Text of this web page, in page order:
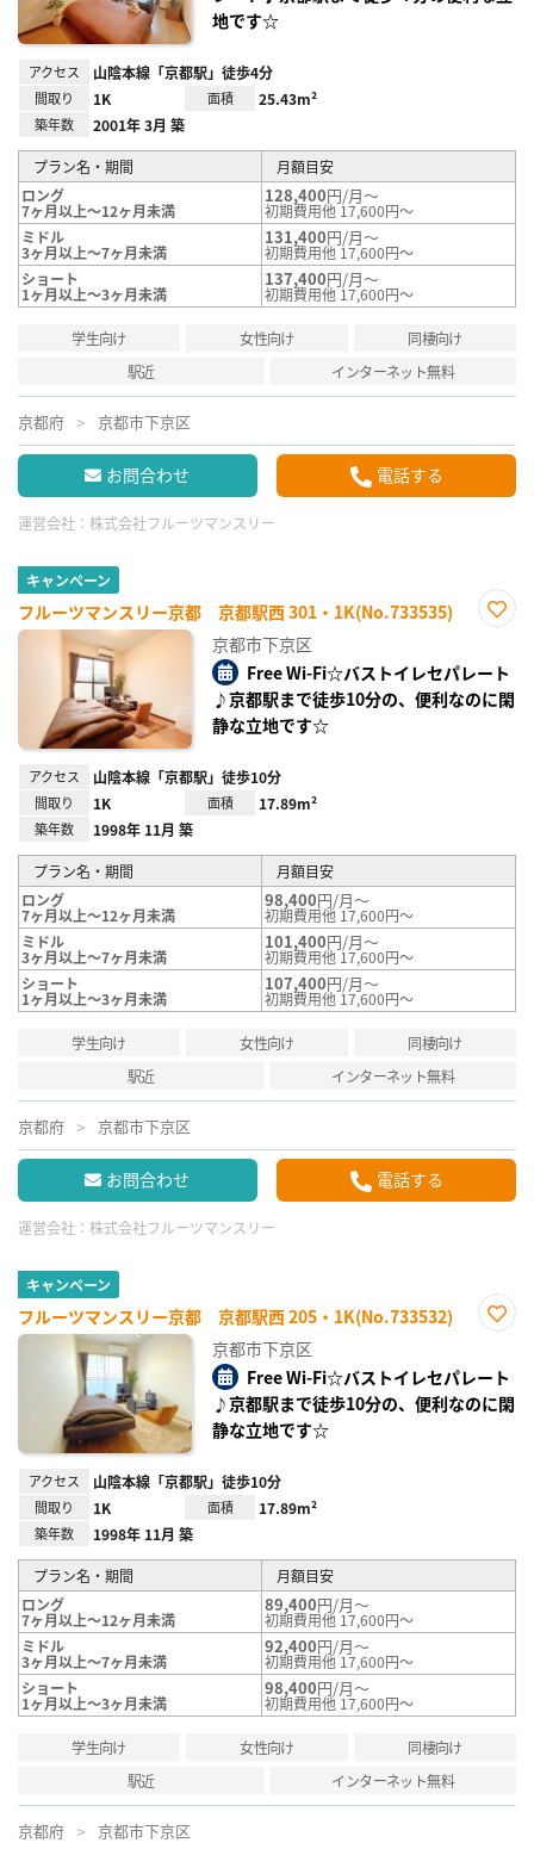
地です☆
アクセス 山陰本線「京都駅」徒歩4分
間取り 1K 面積 25.43m²
築年数 2001年 3月 築
プラン名・期間
月額目安
ロング
7ヶ月以上～12ヶ月未満
128,400円/月～
初期費用他 17,600円～
ミドル
3ヶ月以上～7ヶ月未満
131,400円/月～
初期費用他 17,600円～
ショート
1ヶ月以上～3ヶ月未満
137,400円/月～
初期費用他 17,600円～
学生向け 女性向け
同棲向け
駅近
インターネット無料
京都府 京都市下京区
お問合わせ 電話する
運営会社： 株式会社フルーツマンスリー
キャンペーン
フルーツマンスリー京都 京都駅西 301・1K(No.733535)
り登
録
京都市下京区
Free Wi-Fi☆バストイレセパレート
♪京都駅まで徒歩10分の、便利なのに閑
静な立地です☆
アクセス 山陰本線「京都駅」徒歩10分
間取り 1K 面積 17.89m²
築年数 1998年 11月 築
プラン名・期間
月額目安
ロング
7ヶ月以上～12ヶ月未満
98,400円/月～
初期費用他 17,600円～
ミドル
3ヶ月以上～7ヶ月未満
101,400円/月～
初期費用他 17,600円～
ショート
1ヶ月以上～3ヶ月未満
107,400円/月～
初期費用他 17,600円～
学生向け 女性向け
同棲向け
駅近
インターネット無料
京都府 京都市下京区
お問合わせ 電話する
運営会社： 株式会社フルーツマンスリー
キャンペーン
フルーツマンスリー京都 京都駅西 205・1K(No.733532)
り登
録
京都市下京区
Free Wi-Fi☆バストイレセパレート
♪京都駅まで徒歩10分の、便利なのに閑
静な立地です☆
アクセス 山陰本線「京都駅」徒歩10分
間取り 1K 面積 17.89m²
築年数 1998年 11月 築
プラン名・期間
月額目安
ロング
7ヶ月以上～12ヶ月未満
89,400円/月～
初期費用他 17,600円～
ミドル
3ヶ月以上～7ヶ月未満
92,400円/月～
初期費用他 17,600円～
ショート
1ヶ月以上～3ヶ月未満
98,400円/月～
初期費用他 17,600円～
学生向け 女性向け
同棲向け
駅近
インターネット無料
京都府 京都市下京区